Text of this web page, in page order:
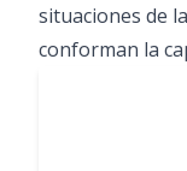
situaciones de
conforman la